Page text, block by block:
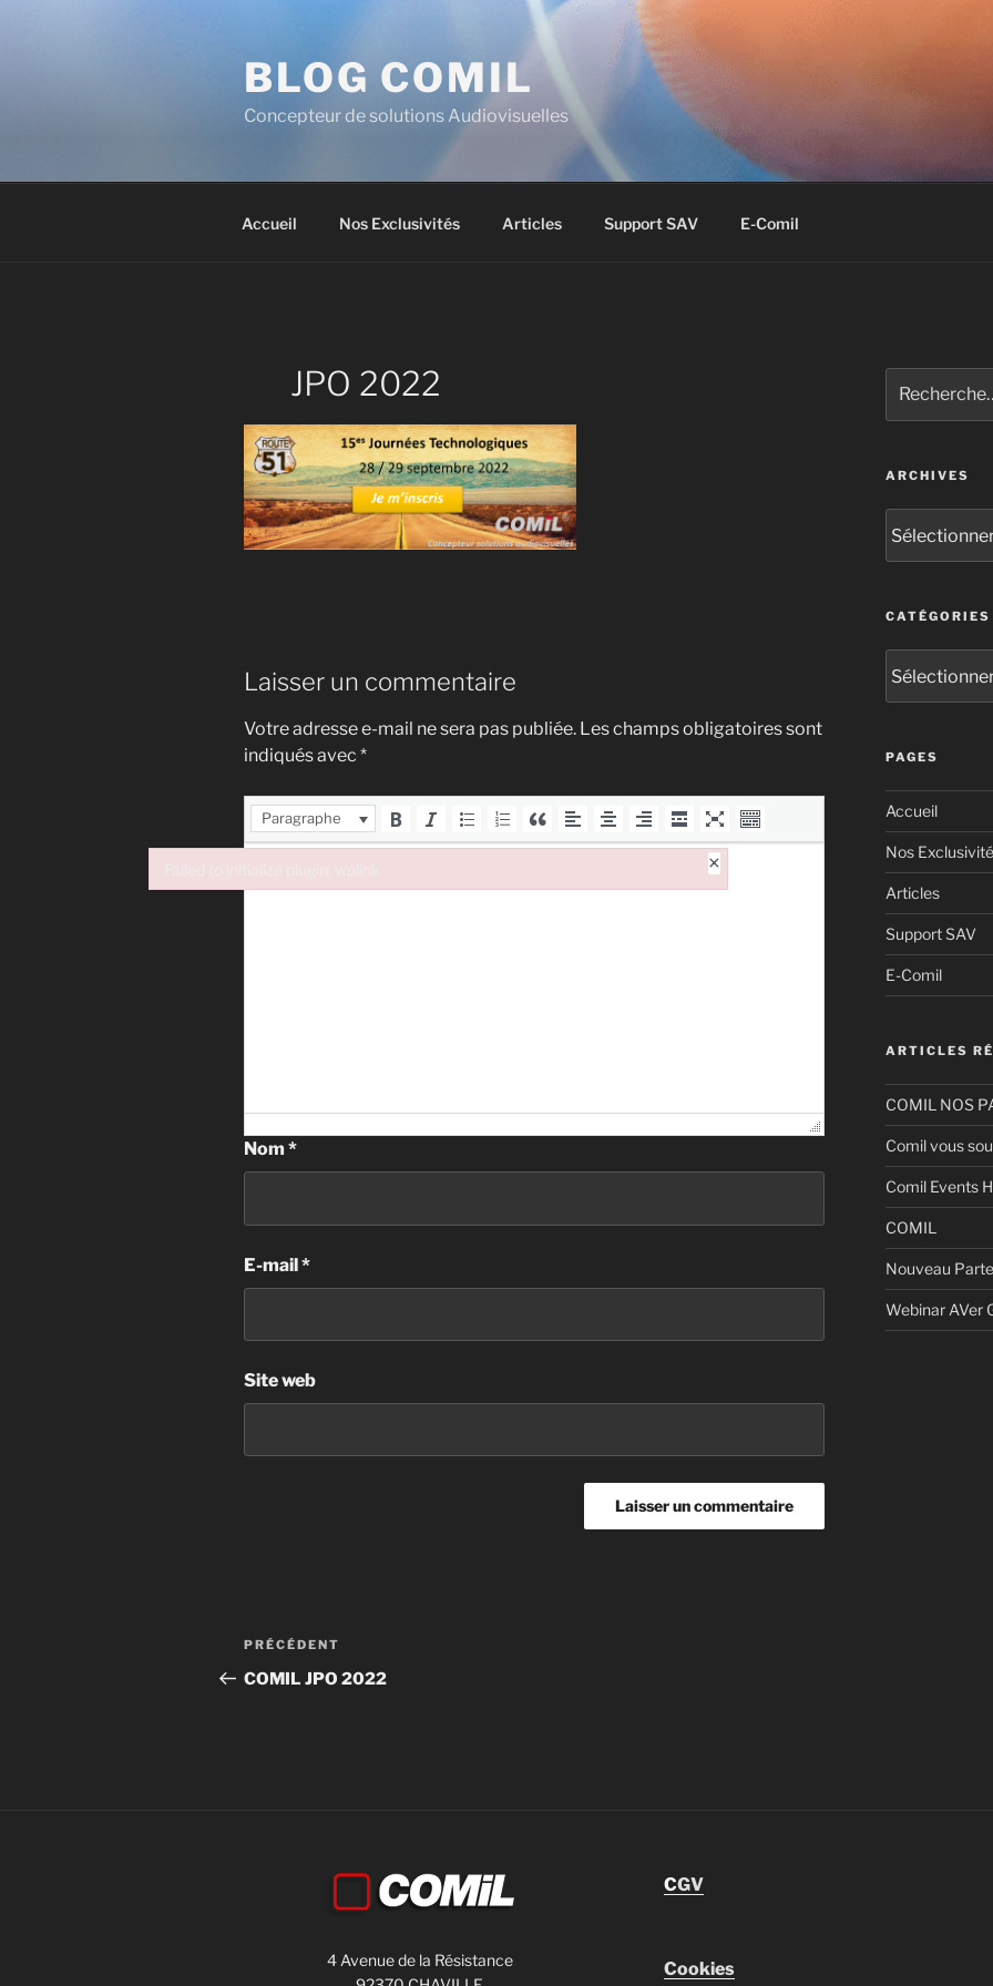
BLOG COMIL
Concepteur de solutions Audiovisuelles
Accueil Nos Exclusivités Articles Support SAV E-Comil
JPO 2022
Laisser un commentaire
Votre adresse e-mail ne sera pas publiée. Les champs obligatoires sont
indiqués avec *
Paragraphe
Nom *
E-mail*
Site web
PRÉCÉDENT
COMIL JPO 2022
ARCHIVES
CATÉGORIES
PAGES
Accueil
Nos
Articles
Support SAV
E-Comil
ARTICLES
COMIL NOS
Comil vous
Comil Events
COMIL
Nouveau
Webinar AVer
4 Avenue de la Résistance
CGV
Cookies
×
Failed to initialize plugin: wplink